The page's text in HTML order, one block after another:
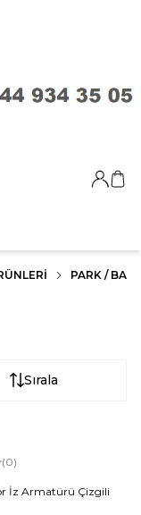
Giriş
PARK /
Sırala
(0)
İz Armatürü Çizgili